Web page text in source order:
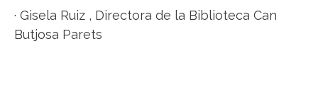
· Gisela Ruiz , Directora de la Biblioteca Can
Butjosa Parets